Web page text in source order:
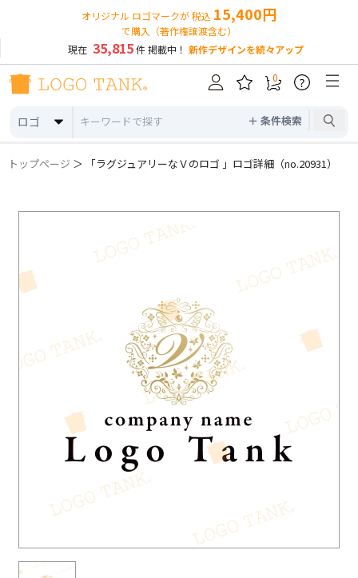
オリジナル ロゴマークが 税込 15,400円
で購入（著作権譲渡含む）
現在 35,815件 掲載中！ 新作デザインを続々アップ
ロゴ ＋ 条件検索
0 ?
トップページ ＞ 「ラグジュアリーなＶのロゴ 」ロゴ詳細（no.20931）